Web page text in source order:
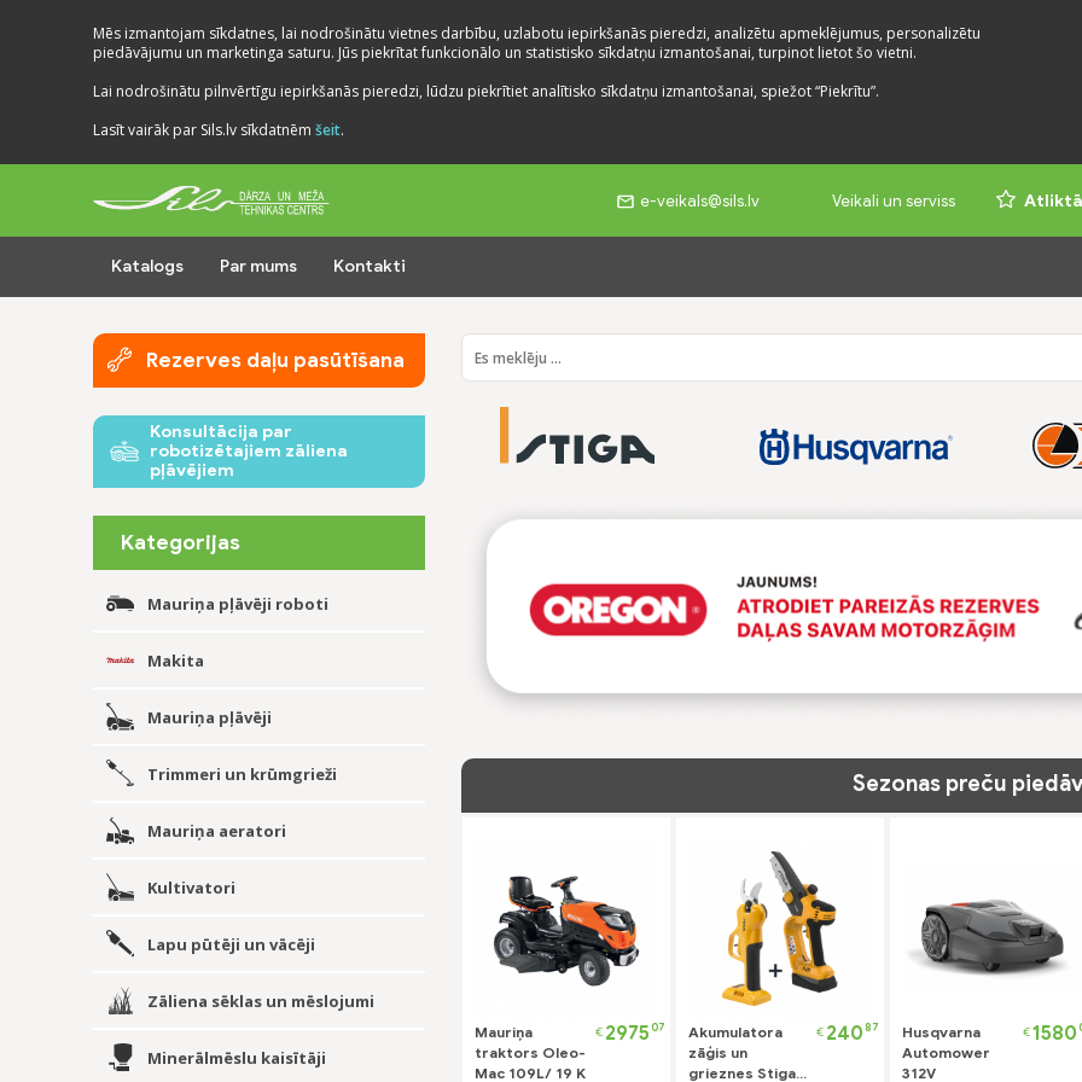
Mēs izmantojam sīkdatnes, lai nodrošinātu vietnes darbību, uzlabotu iepirkšanās pieredzi, analizētu apmeklējumus, personalizētu
piedāvājumu un marketinga saturu. Jūs piekrītat funkcionālo un statistisko sīkdatņu izmantošanai, turpinot lietot šo vietni.
Lai nodrošinātu pilnvērtīgu iepirkšanās pieredzi, lūdzu piekrītiet analītisko sīkdatņu izmantošanai, spiežot “Piekrītu”.
Lasīt vairāk par Sils.lv sīkdatnēm šeit.
e-veikals@sils.lv Veikali un serviss
Katalogs Par mums Kontakti
Rezerves daļu pasūtīšana
Konsultācija par
robotizētajiem zāliena
pļāvējiem
Kategorijas
Mauriņa pļāvēji roboti
Makita
Mauriņa pļāvēji
Trimmeri un krūmgrieži
Mauriņa aeratori
Kultivatori
Lapu pūtēji un vācēji
Zāliena sēklas un mēslojumi
Minerālmēslu kaisītāji
Sezonas preču
Mauriņa
traktors Oleo-
Mac 109L/ 19 K
€ 297507
Akumulatora
zāģis un
grieznes Stiga
€ 240 87
Husqvarna
Automower
312V
€1580